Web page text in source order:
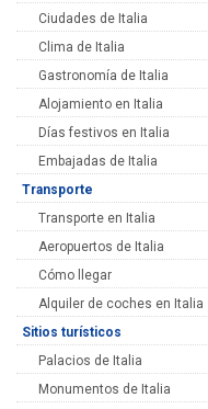
Ciudades de Italia
Clima de Italia
Gastronomía de Italia
Alojamiento en Italia
Días festivos en Italia
Embajadas de Italia
Transporte
Transporte en Italia
Aeropuertos de Italia
Cómo llegar
Alquiler de coches en Italia
Sitios turísticos
Palacios de Italia
Monumentos de Italia